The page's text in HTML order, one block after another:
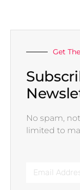
Get
No spam,
limited to